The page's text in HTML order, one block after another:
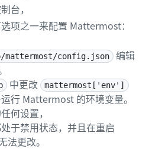
台，
项之一来配置 Mattermost：
config.json
编辑
中更改 mattermost['env']
行 Mattermost 的环境变量。
何设置，
于禁用状态，并且在重启
更改。